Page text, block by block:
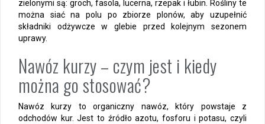
zielonymi są: groch, fasola, lucerna, rzepak i łubin. Rośliny te
można siać na polu po zbiorze plonów, aby uzupełnić
składniki odżywcze w glebie przed kolejnym sezonem
uprawy.
Nawóz kurzy – czym jest i kiedy
można go stosować?
Nawóz kurzy to organiczny nawóz, który powstaje z
odchodów kur. Jest to źródło azotu, fosforu i potasu, czyli